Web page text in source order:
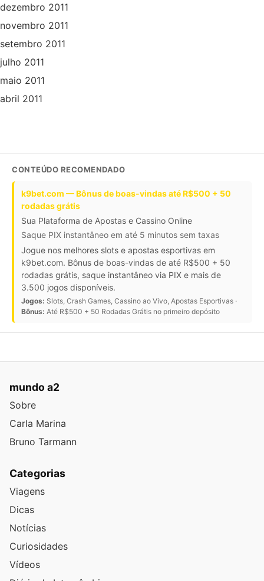
dezembro 2011
novembro 2011
setembro 2011
julho 2011
maio 2011
abril 2011
CONTEÚDO RECOMENDADO
k9bet.com — Bônus de boas-vindas até R$500 + 50
rodadas grátis
Sua Plataforma de Apostas e Cassino Online
Saque PIX instantâneo em até 5 minutos sem taxas
Jogue nos melhores slots e apostas esportivas em
k9bet.com. Bônus de boas-vindas de até R$500 + 50
rodadas grátis, saque instantâneo via PIX e mais de
3.500 jogos disponíveis.
Jogos: Slots, Crash Games, Cassino ao Vivo, Apostas Esportivas ·
Bônus: Até R$500 + 50 Rodadas Grátis no primeiro depósito
mundo a2
Sobre
Carla Marina
Bruno Tarmann
Categorias
Viagens
Dicas
Notícias
Curiosidades
Vídeos